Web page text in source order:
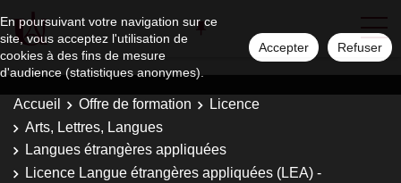
En poursuivant votre navigation sur ce
site, vous acceptez l'utilisation de
cookies à des fins de mesure
d'audience (statistiques anonymes).
Accepter Refuser
Accueil Offre de formation
Licence
Arts, Lettres, Langues
Langues étrangères appliquées
Licence Langue étrangères appliquées (LEA) -